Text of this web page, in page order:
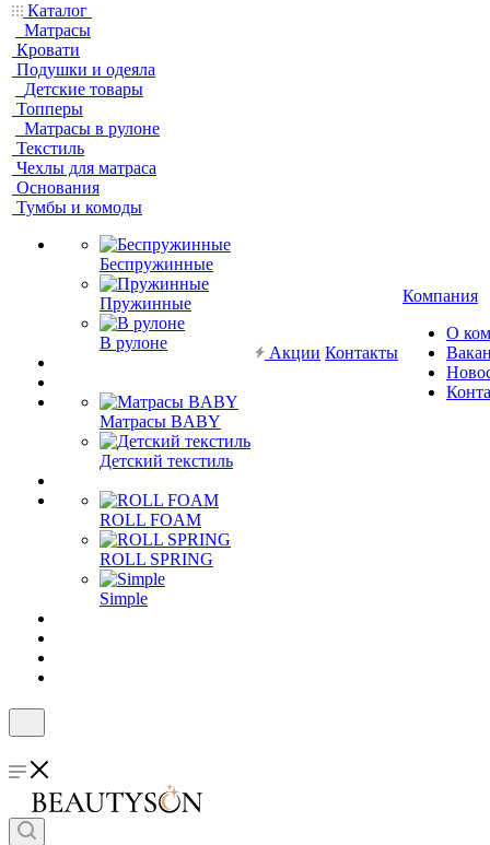
Каталог
Матрасы
Кровати
Подушки и одеяла
Детские товары
Топперы
Матрасы в рулоне
Текстиль
Чехлы для матраса
Основания
Тумбы и комоды
Беспружинные
Пружинные
В рулоне
Матрасы BABY
Детский текстиль
ROLL FOAM
ROLL SPRING
Simple
Акции Контакты
Компания
О